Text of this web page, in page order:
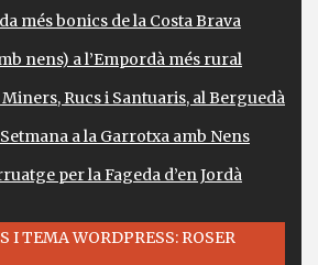
més bonics de la Costa Brava
nens) a l’Empordà més rural
Rucs i Santuaris, al Berguedà
a la Garrotxa amb Nens
per la Fageda d’en Jordà
I TEMA WORDPRESS: ROSER